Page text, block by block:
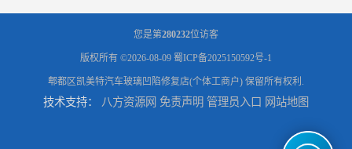
您是第280232位访客
版权所有 ©2026-08-09 蜀ICP备2025150592号-1
郫都区凯美特汽车玻璃凹陷修复店(个体工商户) 保留所有权利.
技术支持： 八方资源网 免责声明 管理员入口 网站地图